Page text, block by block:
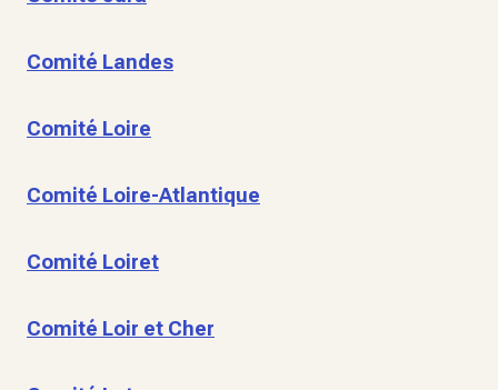
Comité Landes
Comité Loire
Comité Loire-Atlantique
Comité Loiret
Comité Loir et Cher